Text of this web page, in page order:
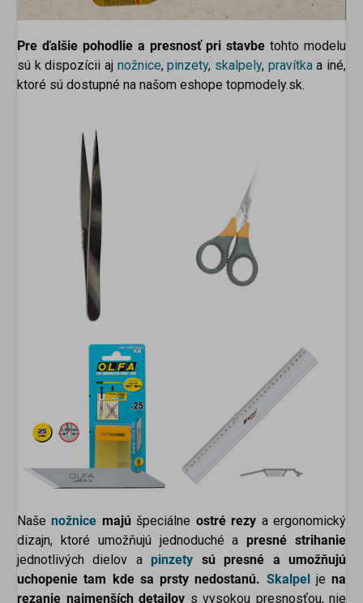
Pre ďalšie pohodlie a presnosť pri stavbe tohto modelu
sú k dispozícii aj nožnice,pinzety, skalpely, pravítkaa iné,
ktoré sú dostupné na našom eshope topmodely.sk.
Našenožnice majú špeciálne ostré rezy a ergonomický
dizajn, ktoré umožňujú jednoduché a presné strihanie
jednotlivých dielov a pinzety sú presné a umožňujú
uchopenie tam kde sa prsty nedostanú. Skalpel je na
rezanie najmenších detailov s vysokou presnosťou, nie